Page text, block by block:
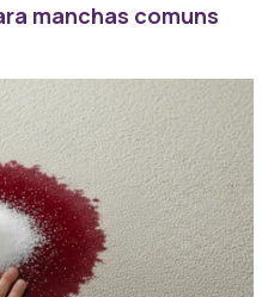
manchas comuns